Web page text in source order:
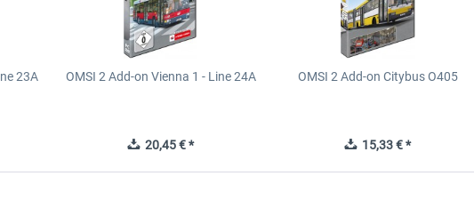
23A OMSI 2 Add-on Vienna 1 - Line 24A
20,45 € *
OMSI 2 Add-on Citybus O405
15,33 € *